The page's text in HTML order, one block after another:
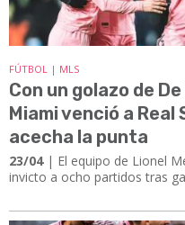
FÚTBOL | MLS
Con un golazo de
Miami venció a Real
acecha la punta
23/04| El equipo de Lionel
invicto a ocho partidos tras